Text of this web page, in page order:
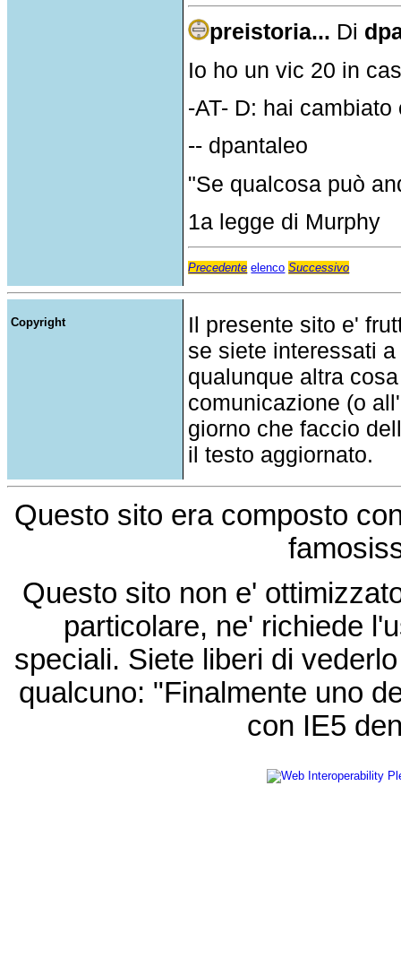
preistoria... Di
Io ho un vic 20 in
-AT- D: hai
-- dpantaleo
"Se qualcosa può
1a legge di Murphy
Precedente elenco Successivo
Copyright
Il presente sito e'
se siete interessati
qualunque altra
comunicazione (o
giorno che faccio
il testo aggiornato.
Questo sito era composto
Questo sito non e'
particolare, ne' richiede
speciali. Siete liberi di
qualcuno: "Finalmente uno
con IE5